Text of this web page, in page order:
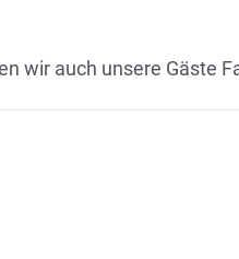
wir auch unsere Gäste